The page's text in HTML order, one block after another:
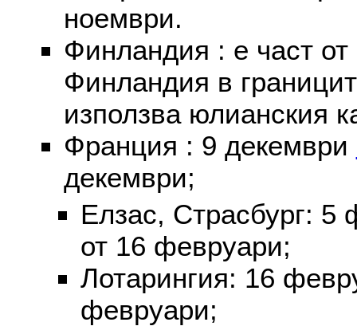
ноември.
Финландия : е част
Финландия в
използва юлианския
Франция : 9 декември
декември;
Елзас, Страсбург:
от 16 февруари;
Лотарингия: 16
февруари;